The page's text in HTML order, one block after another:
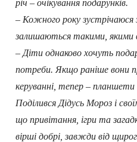
річ – очікування подарунків.
– Кожного року зустрічаюся
залишаються такими, якими
– Діти однаково хочуть
потреби. Якщо раніше вони
керуванні, тепер –
Поділився Дідусь Мороз і
що привітання, ігри та
вірші добрі, завжди від